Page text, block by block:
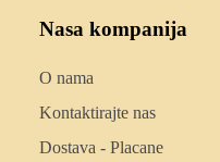
Nasa kompanija
O nama
Kontaktirajte nas
Dostava - Placane